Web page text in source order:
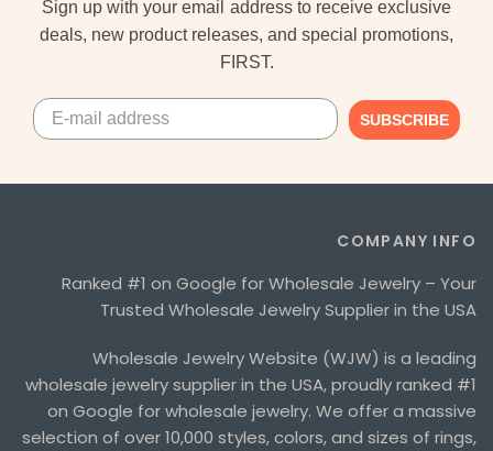
Sign up with your email address to receive exclusive
deals, new product releases, and special promotions,
FIRST.
SUBSCRIBE
COMPANY INFO
Ranked #1 on Google for Wholesale Jewelry – Your
Trusted Wholesale Jewelry Supplier in the USA
Wholesale Jewelry Website (WJW) is a leading
wholesale jewelry supplier in the USA, proudly ranked #1
on Google for wholesale jewelry. We offer a massive
selection of over 10,000 styles, colors, and sizes of rings,